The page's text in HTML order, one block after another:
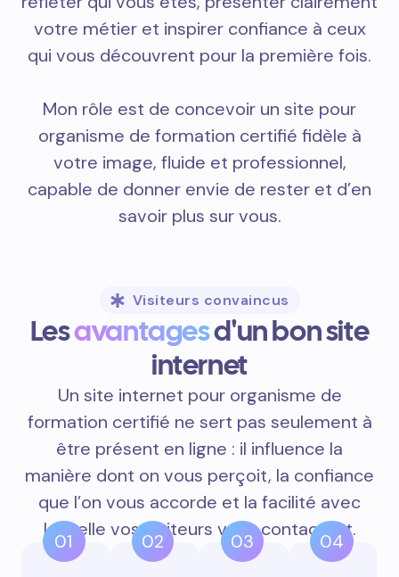
votre métier et inspirer confiance à ceux
qui vous découvrent pour la première fois.
Mon rôle est de concevoir un site pour
organisme de formation certifié fidèle à
votre image, fluide et professionnel,
capable de donner envie de rester et d’en
savoir plus sur vous.
Visiteurs convaincus
Lesavantagesd'un bon site
internet
Un site internet pour organisme de
formation certifié ne sert pas seulement à
être présent en ligne : il influence la
manière dont on vous perçoit, la confiance
que l’on vous accorde et la facilité avec
laquelle vos visiteurs vous contactent.
01 02 03 04